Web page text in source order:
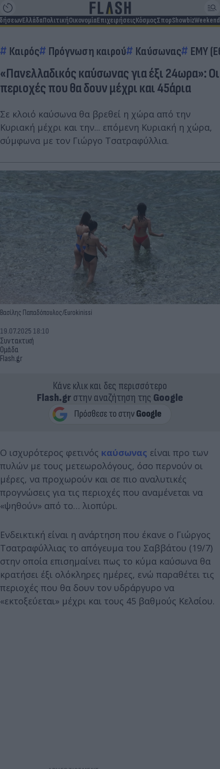
ΕλλάδαΠολιτικήΟικονομίαΕπιχειρήσειςΚόσμοςΣπορShowbizWeekend
Καιρός Πρόγνωση καιρού Καύσωνας ΕΜΥ
«Πανελλαδικός καύσωνας για έξι 24ωρα»: Οι
περιοχές που θα δουν μέχρι και 45άρια
Σε κλοιό καύσωνα θα βρεθεί η χώρα από την
Κυριακή μέχρι και την... επόμενη Κυριακή η χώρα,
σύμφωνα με τον Γιώργο Τσατραφύλλια.
Βασίλης Παπαδόπουλος/Eurokinissi
Συντακτική
Ομάδα
Flash.gr
19.07.2025 18:10
Κάνε κλικ και δες περισσότερο
Flash.grστην αναζήτηση της Google
Ο ισχυρότερος φετινός καύσωνας είναι προ των
πυλών με τους μετεωρολόγους, όσο περνούν οι
μέρες, να προχωρούν και σε πιο αναλυτικές
προγνώσεις για τις περιοχές που αναμένεται να
«ψηθούν» από το… λιοπύρι.
Ενδεικτική είναι η ανάρτηση που έκανε ο Γιώργος
Τσατραφύλλιας το απόγευμα του Σαββάτου (19/7)
στην οποία επισημαίνει πως το κύμα καύσωνα θα
κρατήσει έξι ολόκληρες ημέρες, ενώ παραθέτει τις
περιοχές που θα δουν τον υδράργυρο να
«εκτοξεύεται» μέχρι και τους 45 βαθμούς Κελσίου.